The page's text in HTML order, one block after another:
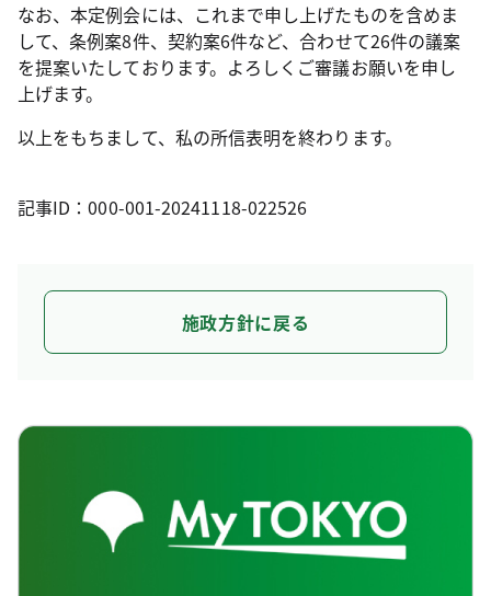
なお、本定例会には、これまで申し上げたものを含めま
して、条例案8件、契約案6件など、合わせて26件の議案
を提案いたしております。よろしくご審議お願いを申し
上げます。
以上をもちまして、私の所信表明を終わります。
記事ID：000-001-20241118-022526
施政方針に戻る